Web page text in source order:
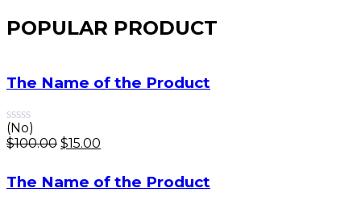
POPULAR PRODUCT
The Name of the Product
(No)
$100.00 $15.00
The Name of the Product